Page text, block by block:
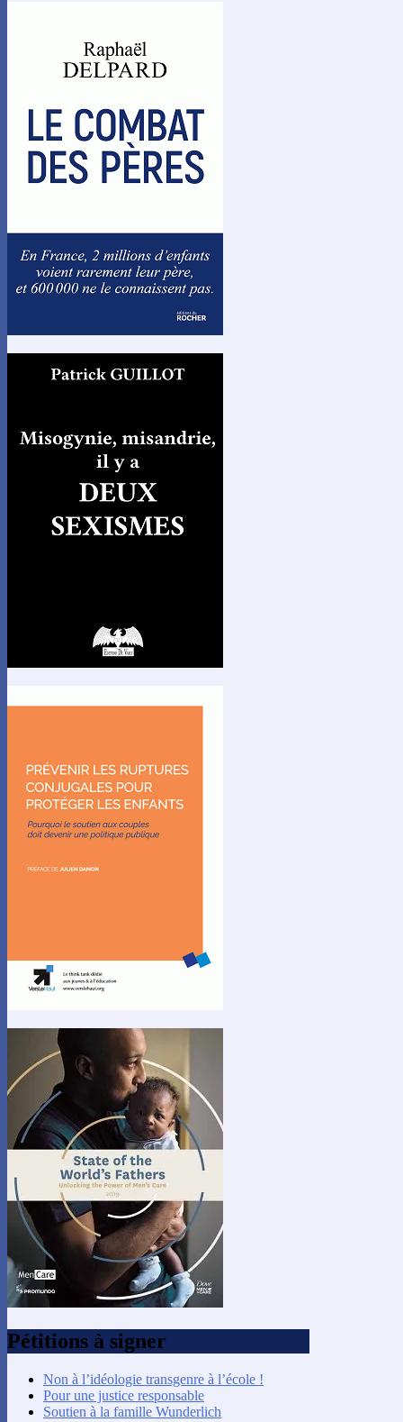
Pétitions à signer
Non à l’idéologie transgenre à l’école !
Pour une justice responsable
Soutien à la famille Wunderlich